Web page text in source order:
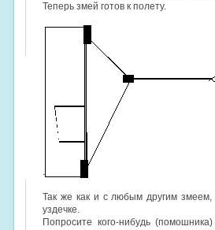
Теперь змей готов к полету.
.
Так же как и с любым другим змеем,
уздечке.
Попросите кого-нибудь